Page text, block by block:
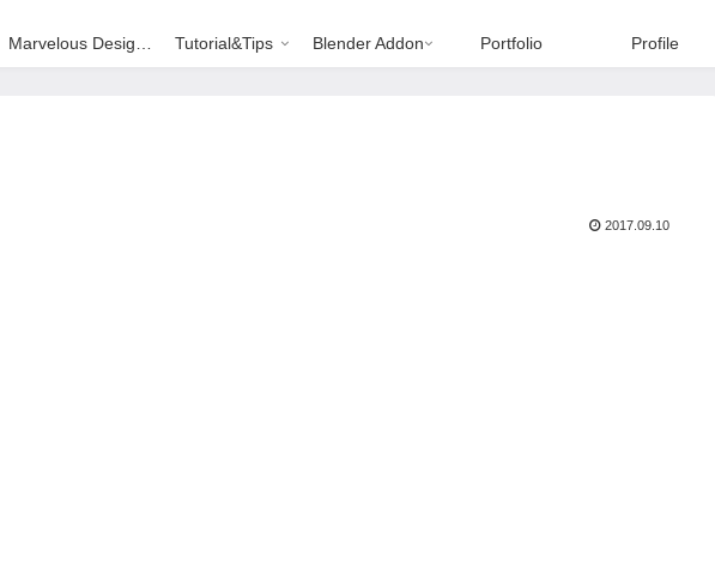
Tutorial&Tips Blender Addon Portfolio Profile
2017.09.10